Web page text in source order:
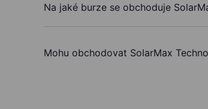
Na jaké burze se obchoduje
Mohu obchodovat SolarMax